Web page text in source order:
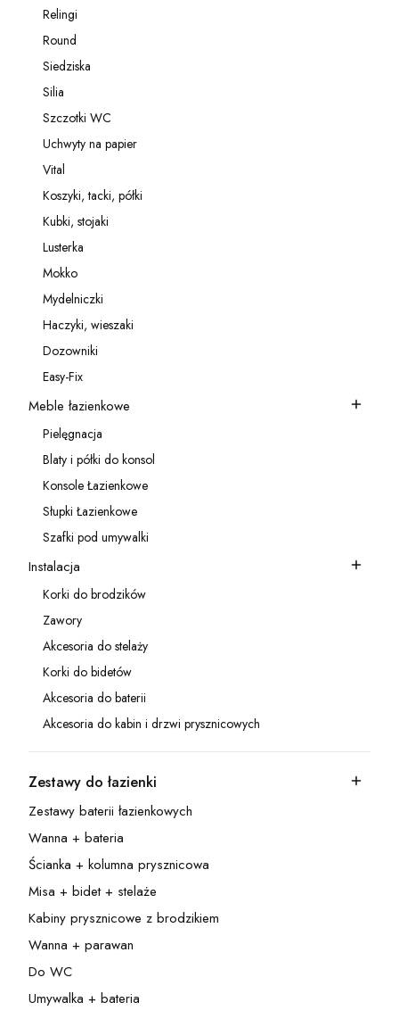
Kategoria - Relingi
Relingi
Kategoria - Round
Round
Kategoria - Siedziska
Siedziska
Kategoria - Silia
Silia
Kategoria - Szczotki WC
Szczotki WC
Kategoria - Uchwyty na papier
Uchwyty na papier
Kategoria - Vital
Vital
Kategoria - Koszyki, tacki, półki
Koszyki, tacki, półki
Kategoria - Kubki, stojaki
Kubki, stojaki
Kategoria - Lusterka
Lusterka
Kategoria - Mokko
Mokko
Kategoria - Mydelniczki
Mydelniczki
Kategoria - Haczyki, wieszaki
Haczyki, wieszaki
Kategoria - Dozowniki
Dozowniki
Kategoria - Easy-Fix
Easy-Fix
Kategoria - Meble łazienkowe
Meble łazienkowe
Kategoria - Pielęgnacja
Pielęgnacja
Kategoria - Blaty i półki do konsol
Blaty i półki do konsol
Kategoria - Konsole Łazienkowe
Konsole Łazienkowe
Kategoria - Słupki Łazienkowe
Słupki Łazienkowe
Kategoria - Szafki pod umywalki
Szafki pod umywalki
Kategoria - Instalacja
Instalacja
Kategoria - Korki do brodzików
Korki do brodzików
Kategoria - Zawory
Zawory
Kategoria - Akcesoria do stelaży
Akcesoria do stelaży
Kategoria - Korki do bidetów
Korki do bidetów
Kategoria - Akcesoria do baterii
Akcesoria do baterii
Kategoria - Akcesoria do kabin i drzwi prysznicowych
Akcesoria do kabin i drzwi prysznicowych
Kategoria - Zestawy do łazienki
Zestawy do łazienki
Kategoria - Zestawy baterii łazienkowych
Zestawy baterii łazienkowych
Kategoria - Wanna + bateria
Wanna + bateria
Kategoria - Ścianka + kolumna prysznicowa
Ścianka + kolumna prysznicowa
Kategoria - Misa + bidet + stelaże
Misa + bidet + stelaże
Kategoria - Kabiny prysznicowe z brodzikiem
Kabiny prysznicowe z brodzikiem
Kategoria - Wanna + parawan
Wanna + parawan
Kategoria - Do WC
Do WC
Kategoria - Umywalka + bateria
Umywalka + bateria